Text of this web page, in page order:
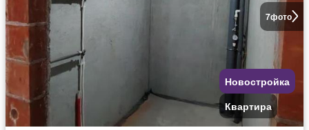
7фото
Новостройка
Квартира